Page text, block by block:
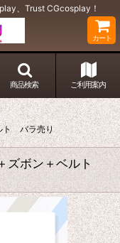
、Trust CGcosplay！
カート
商品検索 ご利用案内
ト バラ売り
ズボン＋ベルト